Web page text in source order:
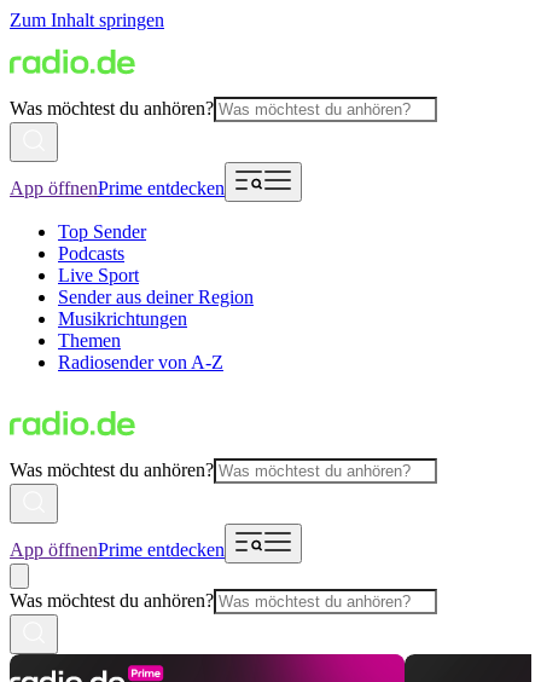
Zum Inhalt springen
Was möchtest du anhören?
App öffnenPrime entdecken
Top Sender
Podcasts
Live Sport
Sender aus deiner Region
Musikrichtungen
Themen
Radiosender von A-Z
Was möchtest du anhören?
App öffnenPrime entdecken
Was möchtest du anhören?